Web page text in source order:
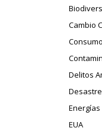
Cambio
Delitos
EUA